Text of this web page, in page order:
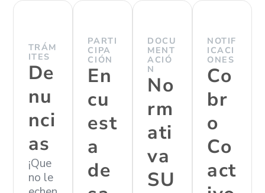
TRÁM
ITES
De
nu
nci
as
¡Que
no le
PARTI
CIPA
CIÓN
En
cu
est
a
de
DOCU
MENT
ACIÓ
N
No
rm
ati
va
SU
NOTIF
ICACI
ONES
Co
br
o
Co
act